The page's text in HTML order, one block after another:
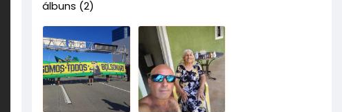
álbuns (2)